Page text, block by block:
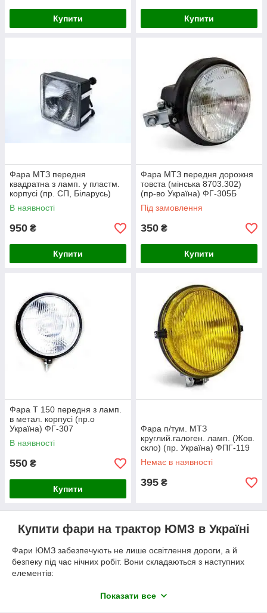
Купити Купити
Фара МТЗ передня
квадратна з ламп. у пластм.
корпусі (пр. СП, Біларусь)
08.7101.000
В наявності
950 ₴
Купити
Фара МТЗ передня дорожня
товста (мінська 8703.302)
(пр-во Україна) ФГ-305Б
Під замовлення
350 ₴
Купити
Фара Т 150 передня з ламп.
в метал. корпусі (пр.о
Україна) ФГ-307
В наявності
550 ₴
Купити
Фара п/тум. МТЗ
круглий.галоген. ламп. (Жов.
скло) (пр. Україна) ФПГ-119
Немає в наявності
395 ₴
Купити фари на трактор ЮМЗ в Україні
Фари ЮМЗ забезпечують не лише освітлення дороги, а й
безпеку під час нічних робіт. Вони складаються з наступних
елементів:
перетворюють електричну енергію на світлову.
Показати все